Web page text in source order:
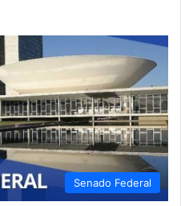
Senado Federal